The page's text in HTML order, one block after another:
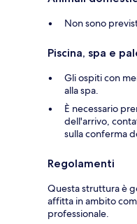
Non sono
Piscina, spa e
Gli ospiti con
alla spa.
È necessario
dell'arrivo,
sulla conferma
Regolamenti
Questa struttura è
affitta in ambito
professionale.